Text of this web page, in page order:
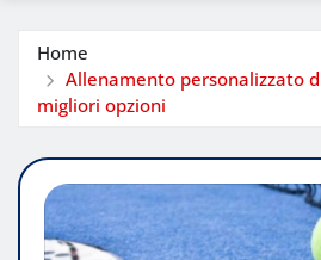
Home
Allenamento personalizzato
migliori opzioni